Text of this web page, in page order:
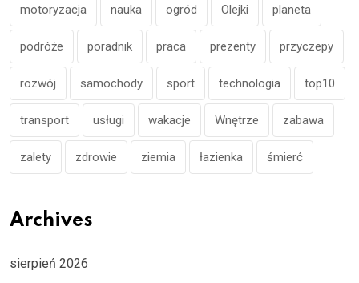
motoryzacja nauka ogród Olejki planeta
podróże poradnik praca prezenty przyczepy
rozwój samochody sport technologia top10
transport usługi wakacje Wnętrze zabawa
zalety zdrowie ziemia łazienka śmierć
Archives
sierpień 2026